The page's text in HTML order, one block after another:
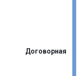
Договорная